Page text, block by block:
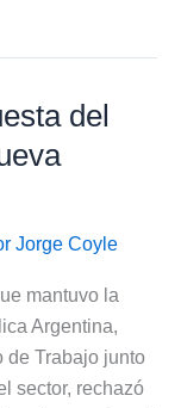
del
Jorge Coyle
mantuvo la
Argentina,
de Trabajo junto
sector, rechazó